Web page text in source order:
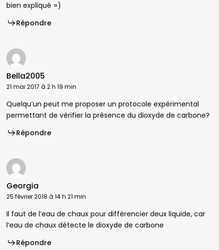
bien expliqué =)
Répondre
Bella2005
21 mai 2017 à 2 h 19 min
Quelqu’un peut me proposer un protocole expérimental
permettant de vérifier la présence du dioxyde de carbone?
Répondre
Georgia
25 février 2018 à 14 h 21 min
Il faut de l’eau de chaux pour différencier deux liquide, car
l’eau de chaux détecte le dioxyde de carbone
Répondre